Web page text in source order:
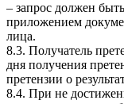
– запрос должен
приложением
лица.
8.3. Получатель
дня получения
претензии о
8.4. При не